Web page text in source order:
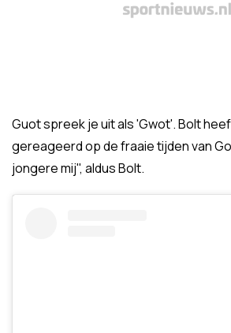
Guot spreek je uit als 'Gwot'. Bolt
gereageerd op de fraaie tijden van
jongere mij", aldus Bolt.